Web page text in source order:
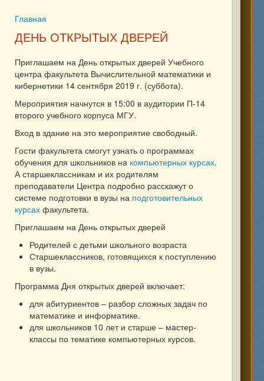
Вы здесь
Главная
ДЕНЬ ОТКРЫТЫХ ДВЕРЕЙ
Приглашаем на День открытых дверей Учебного
центра факультета Вычислительной математики и
кибернетики 14 сентября 2019 г. (суббота).
Мероприятия начнутся в 15:00 в аудитории П-14
второго учебного корпуса МГУ.
Вход в здание на это мероприятие свободный.
Гости факультета смогут узнать о программах
обучения для школьников на компьютерных курсах.
А старшеклассникам и их родителям
преподаватели Центра подробно расскажут о
системе подготовки в вузы на подготовительных
курсах факультета.
Приглашаем на День открытых дверей
Родителей с детьми школьного возраста
Старшеклассников, готовящихся к поступлению
в вузы.
Программа Дня открытых дверей включает:
для абитуриентов – разбор сложных задач по
математике и информатике.
для школьников 10 лет и старше – мастер-
классы по тематике компьютерных курсов.